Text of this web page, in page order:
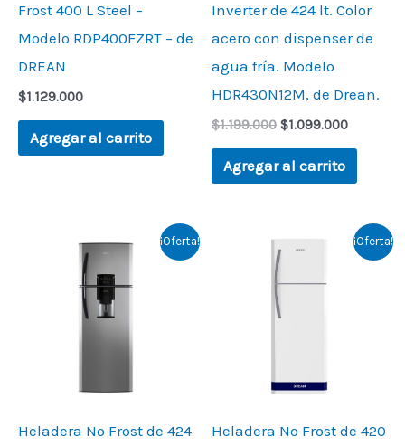
Frost 400 L Steel –
Modelo RDP400FZRT – de
DREAN
$1.129.000
Agregar al carrito
Inverter de 424 lt. Color
acero con dispenser de
agua fría. Modelo
HDR430N12M, de Drean.
$1.199.000 $1.099.000
Agregar al carrito
¡Oferta!
Heladera No Frost de 424
price
was:
$1.199.000.
Current
price
¡Oferta!
Heladera No Frost de 420
Original
price
$1.099.000.
Current
price